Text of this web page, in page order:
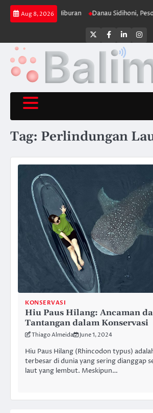
Skip
Aug 8, 2026
di Dunia Hiburan Danau Sidihoni, Pesona
Twitter
Facebook
LinkedIn
Tag: Perlindungan
KONSERVASI
Hiu Paus Hilang: Ancaman
Tantangan dalam Konservasi
Thiago Almeida June 1, 2024
Hiu Paus Hilang (Rhincodon typus)
terbesar di dunia yang sering dianggap
laut yang lembut. Meskipun…